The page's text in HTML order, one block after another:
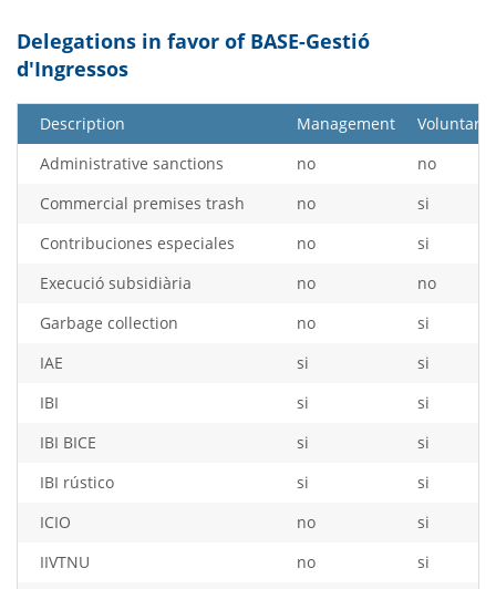
Delegations in favor of BASE-Gestió
d'Ingressos
Description Management
Voluntary
Administrative sanctions
no
no
Commercial premises trash
no
si
Contribuciones especiales
no
si
Execució subsidiària
no
no
Garbage collection
no
si
IAE
si
si
IBI
si
si
IBI BICE
si
si
IBI rústico
si
si
ICIO
no
si
IIVTNU
no
si